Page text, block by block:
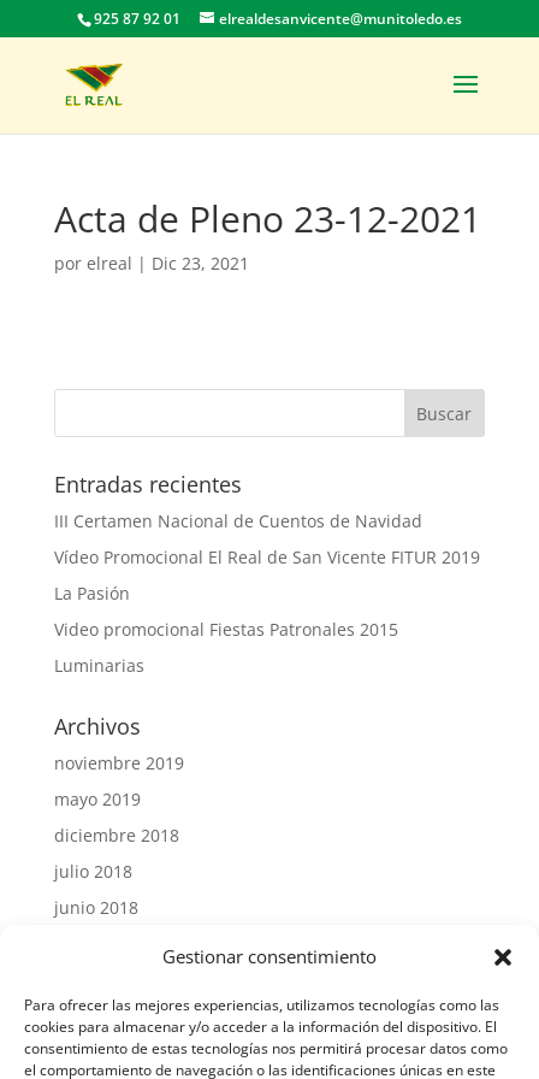
Gestionar consentimiento
Para ofrecer las mejores experiencias, utilizamos tecnologías como las
cookies para almacenar y/o acceder a la información del dispositivo. El
consentimiento de estas tecnologías nos permitirá procesar datos como
el comportamiento de navegación o las identificaciones únicas en este
925 87 92 01 elrealdesanvicente@munitoledo.es
Acta de Pleno 23-12-2021
por elreal | Dic 23, 2021
Entradas recientes
III Certamen Nacional de Cuentos de Navidad
Vídeo Promocional El Real de San Vicente FITUR 2019
La Pasión
Video promocional Fiestas Patronales 2015
Luminarias
Archivos
noviembre 2019
mayo 2019
diciembre 2018
julio 2018
junio 2018